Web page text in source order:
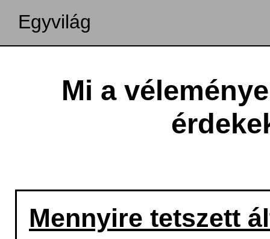
Egyvilág
Mi a
Mennyire tetszett